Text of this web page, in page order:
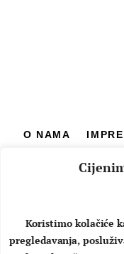
Koristimo kolačiće
pregledavanja,
O NAMA
Copyright ©